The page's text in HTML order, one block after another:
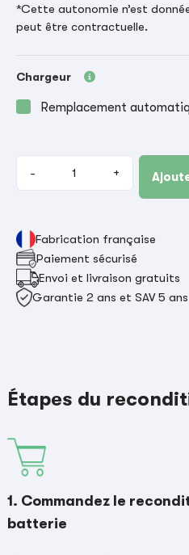
*Cette autonomie n’est
peut être contractuelle.
Chargeur
Remplacement
- +
Fabrication française
Paiement sécurisé
Envoi et livraison gratuits
Garantie 2 ans et SAV 5 ans
Étapes du
1. Commandez le
batterie